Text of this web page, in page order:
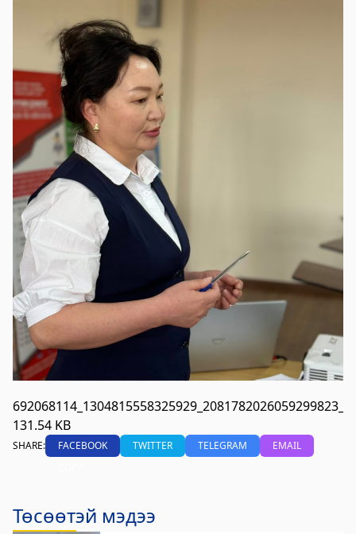
Хөвсгөл Зооноз
2024-08-12 08:33:05
Дэлгэрэнгүй
Хөвсгөл аймгийн Хүнс хөдөө, аж ахуйн
газар
2024-08-06 08:04:47
Дэлгэрэнгүй
131.54 KB
SHARE: FACEBOOK TWITTER TELEGRAM
EMAIL
Төсөөтэй мэдээ